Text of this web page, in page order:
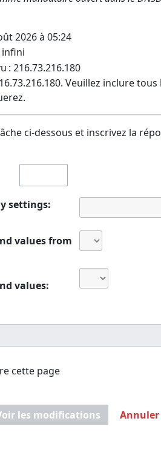
2026 à 05:24
infini
: 216.73.216.180
Veuillez inclure
ci-dessous et inscrivez la
settings:
values from
values:
cette page
les modifications Annuler